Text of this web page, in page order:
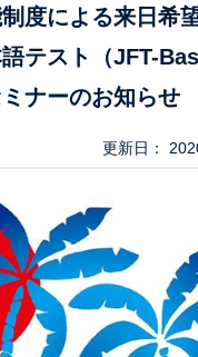
度による来日希
テスト（JFT-
ナーのお知らせ
更新日：